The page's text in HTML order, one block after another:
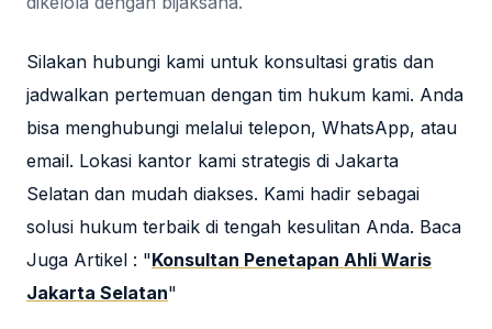
Silakan hubungi kami untuk konsultasi gratis dan
jadwalkan pertemuan dengan tim hukum kami. Anda
bisa menghubungi melalui telepon, WhatsApp, atau
email. Lokasi kantor kami strategis di Jakarta
Selatan dan mudah diakses. Kami hadir sebagai
solusi hukum terbaik di tengah kesulitan Anda. Baca
Juga Artikel : "Konsultan Penetapan Ahli Waris
Jakarta Selatan"